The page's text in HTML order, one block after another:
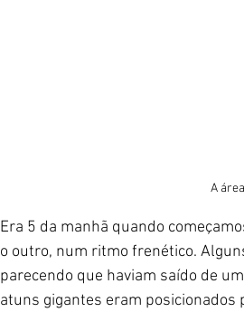
A
Era 5 da manhã quando
o outro, num ritmo frenético.
parecendo que haviam saído de
atuns gigantes eram posicionados